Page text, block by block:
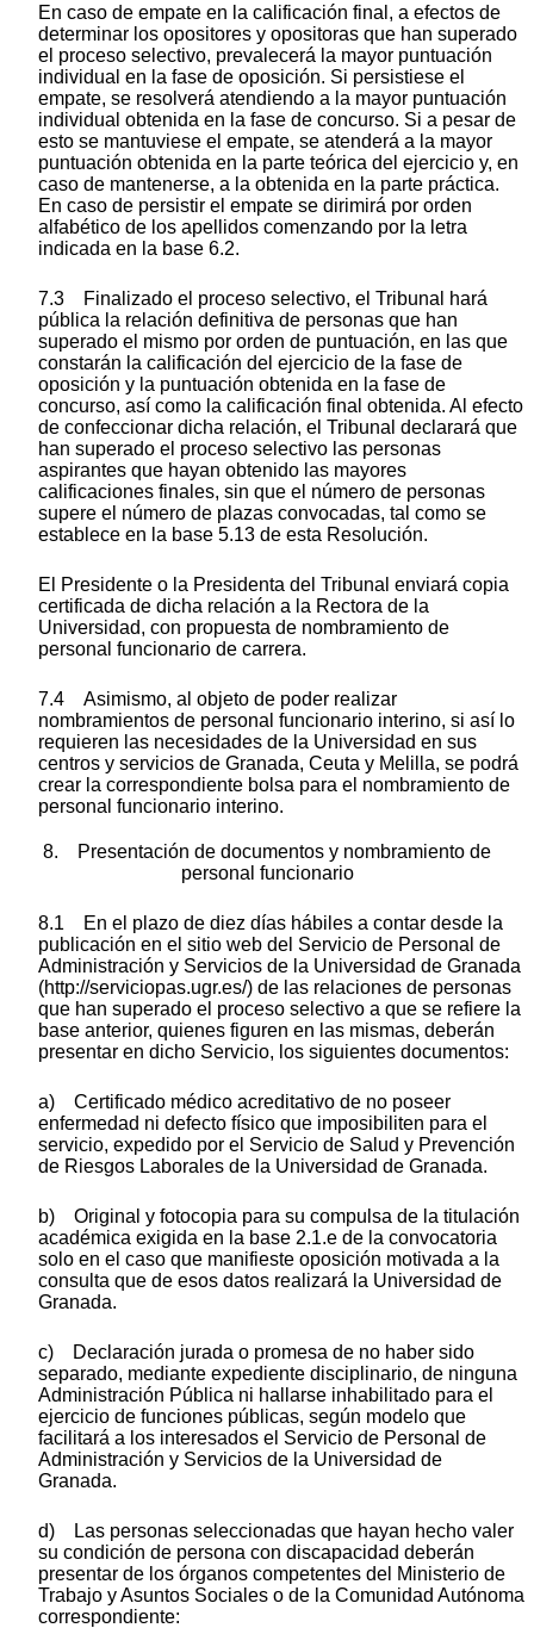
En caso de empate en la calificación final, a efectos de
determinar los opositores y opositoras que han superado
el proceso selectivo, prevalecerá la mayor puntuación
individual en la fase de oposición. Si persistiese el
empate, se resolverá atendiendo a la mayor puntuación
individual obtenida en la fase de concurso. Si a pesar de
esto se mantuviese el empate, se atenderá a la mayor
puntuación obtenida en la parte teórica del ejercicio y, en
caso de mantenerse, a la obtenida en la parte práctica.
En caso de persistir el empate se dirimirá por orden
alfabético de los apellidos comenzando por la letra
indicada en la base 6.2.
7.3 Finalizado el proceso selectivo, el Tribunal hará
pública la relación definitiva de personas que han
superado el mismo por orden de puntuación, en las que
constarán la calificación del ejercicio de la fase de
oposición y la puntuación obtenida en la fase de
concurso, así como la calificación final obtenida. Al efecto
de confeccionar dicha relación, el Tribunal declarará que
han superado el proceso selectivo las personas
aspirantes que hayan obtenido las mayores
calificaciones finales, sin que el número de personas
supere el número de plazas convocadas, tal como se
establece en la base 5.13 de esta Resolución.
El Presidente o la Presidenta del Tribunal enviará copia
certificada de dicha relación a la Rectora de la
Universidad, con propuesta de nombramiento de
personal funcionario de carrera.
7.4 Asimismo, al objeto de poder realizar
nombramientos de personal funcionario interino, si así lo
requieren las necesidades de la Universidad en sus
centros y servicios de Granada, Ceuta y Melilla, se podrá
crear la correspondiente bolsa para el nombramiento de
personal funcionario interino.
8. Presentación de documentos y nombramiento de
personal funcionario
8.1 En el plazo de diez días hábiles a contar desde la
publicación en el sitio web del Servicio de Personal de
Administración y Servicios de la Universidad de Granada
(http://serviciopas.ugr.es/) de las relaciones de personas
que han superado el proceso selectivo a que se refiere la
base anterior, quienes figuren en las mismas, deberán
presentar en dicho Servicio, los siguientes documentos:
a) Certificado médico acreditativo de no poseer
enfermedad ni defecto físico que imposibiliten para el
servicio, expedido por el Servicio de Salud y Prevención
de Riesgos Laborales de la Universidad de Granada.
b) Original y fotocopia para su compulsa de la titulación
académica exigida en la base 2.1.e de la convocatoria
solo en el caso que manifieste oposición motivada a la
consulta que de esos datos realizará la Universidad de
Granada.
c) Declaración jurada o promesa de no haber sido
separado, mediante expediente disciplinario, de ninguna
Administración Pública ni hallarse inhabilitado para el
ejercicio de funciones públicas, según modelo que
facilitará a los interesados el Servicio de Personal de
Administración y Servicios de la Universidad de
Granada.
d) Las personas seleccionadas que hayan hecho valer
su condición de persona con discapacidad deberán
presentar de los órganos competentes del Ministerio de
Trabajo y Asuntos Sociales o de la Comunidad Autónoma
correspondiente: